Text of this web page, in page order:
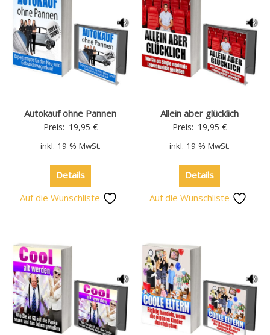
Autokauf ohne Pannen
Preis: 19,95 €
inkl. 19 % MwSt.
Details
Auf die Wunschliste
Allein aber glücklich
Preis: 19,95€
inkl. 19 % MwSt.
Details
Auf die Wunschliste